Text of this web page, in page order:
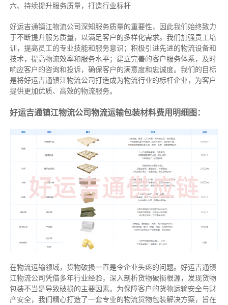
六、持续提升服务质量，打造行业标杆
好运吉通镇江物流公司深知服务质量的重要性，因此我们始终致力
于不断提升服务质量，以满足客户的多样化需求。我们加强员工培
训，提高员工的专业技能和服务意识；积极引进先进的物流设备和
技术，提高物流效率和服务水平；建立完善的客户服务体系，及时
响应客户的咨询和投诉，确保客户的满意度和忠诚度。我们的目标
是将好运吉通镇江物流公司打造成为物流行业的标杆企业，为客户
提供更加优质、高效的物流服务。
好运吉通镇江物流公司物流运输包装材料费用明细图：
在物流运输领域，货物破损一直是令企业头疼的问题。好运吉通镇
江物流公司凭借多年行业经验，深入剖析货物破损根源，发现货物
包装不当是导致破损的主要因素。为保障客户的货物运输安全与财
产安全，我们精心打造了一套专业的物流货物包装解决方案，旨在